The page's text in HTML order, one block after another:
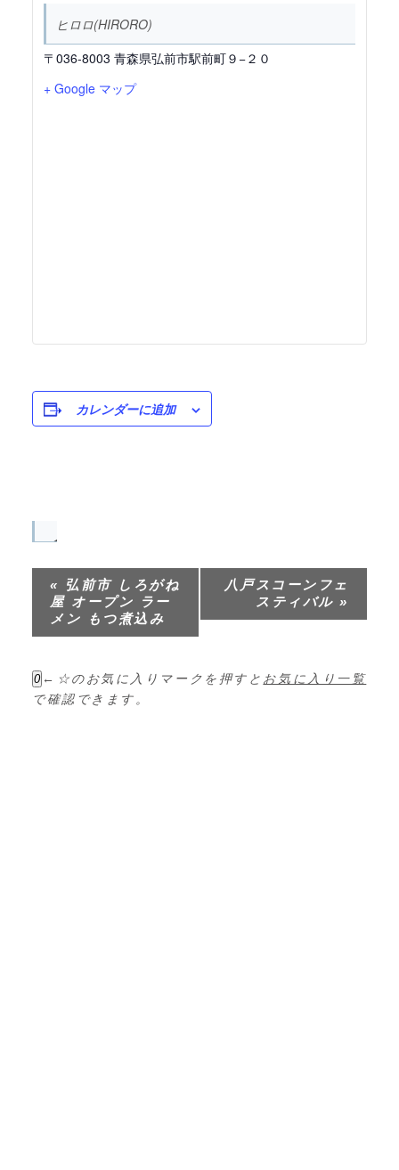
ヒロロ(HIRORO)
〒036-8003 青森県弘前市駅前町９−２０
+ Google マップ
カレンダーに追加
イ
ベ
ン
ト
ゲ
«
弘前市 しろがね
屋 オープン ラー
メン もつ煮込み
八戸スコーンフェ
スティバル»
0 ←☆のお気に入りマークを押すと お気に入り一覧
で確認できます。